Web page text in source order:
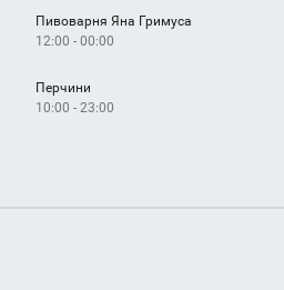
Пивоварня Яна Гримуса
12:00 - 00:00
Перчини
10:00 - 23:00